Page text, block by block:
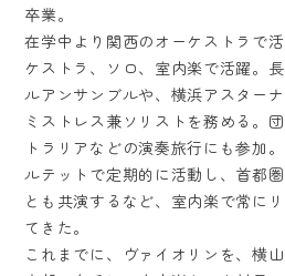
卒業。
在学中より関西のオーケストラで
ケストラ、ソロ、室内楽で活躍。
ルアンサンブルや、横浜アスター
ミストレス兼ソリストを務める。
トラリアなどの演奏旅行にも参加
ルテットで定期的に活動し、首都
とも共演するなど、室内楽で常に
てきた。
これまでに、ヴァイオリンを、横